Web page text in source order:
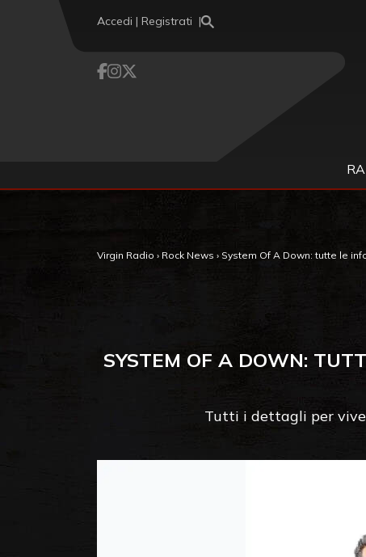
Accedi | Registrati
Virgin Radio › Rock News › System Of A Down: tutte le
SYSTEM OF A DOWN:
Tutti i dettagli per